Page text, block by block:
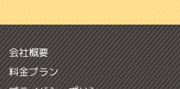
会社概要
料金プラン